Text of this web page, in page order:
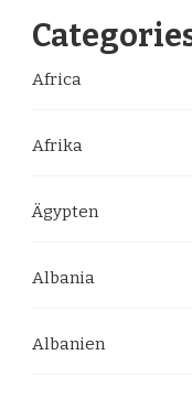
Africa
Afrika
Ägypten
Albania
Albanien